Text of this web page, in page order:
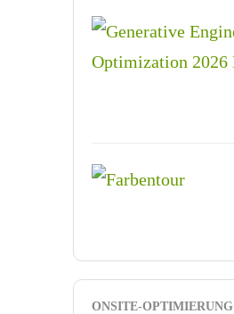
ONSITE-OPTIMIERUNG